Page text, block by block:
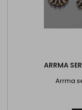
ARRMA
Arrma